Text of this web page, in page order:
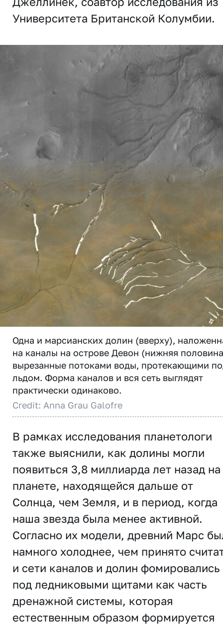
Университета Британской Колумбии.
Одна и марсианских долин (вверху),
на каналы на острове Девон (нижняя
вырезанные потоками воды, протекающими
льдом. Форма каналов и вся сеть выглядят
практически одинаково.
Credit: Anna Grau Galofre
В рамках исследования планетологи
также выяснили, как долины могли
появиться 3,8 миллиарда лет назад на
планете, находящейся дальше от
Солнца, чем Земля, и в период, когда
наша звезда была менее активной.
Согласно их модели, древний Марс
намного холоднее, чем принято
и сети каналов и долин фомировались
под ледниковыми щитами как часть
дренажной системы, которая
естественным образом формируется